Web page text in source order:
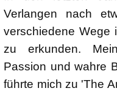
Verlangen nach
verschiedene Wege
zu erkunden.
Passion und wahre
führte mich zu 'The